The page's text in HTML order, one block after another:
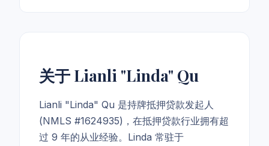
关于 Lianli "Linda" Qu
Lianli "Linda" Qu 是持牌抵押贷款发起人
(NMLS #1624935)，在抵押贷款行业拥有超
过 9 年的从业经验。Linda 常驻于